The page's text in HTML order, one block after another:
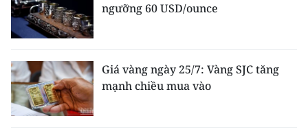
ngưỡng 60 USD/ounce
Giá vàng ngày 25/7: Vàng SJC tăng
mạnh chiều mua vào